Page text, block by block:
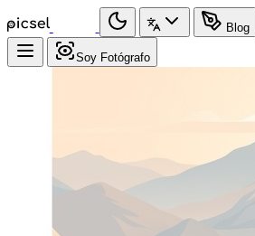
Blog
Soy Fotógrafo